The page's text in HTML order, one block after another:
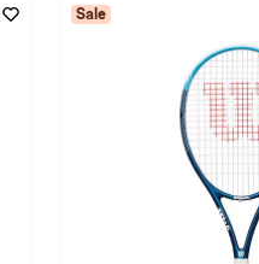
Sale